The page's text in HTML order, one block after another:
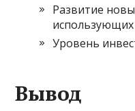
Развитие
Уровень
Вывод